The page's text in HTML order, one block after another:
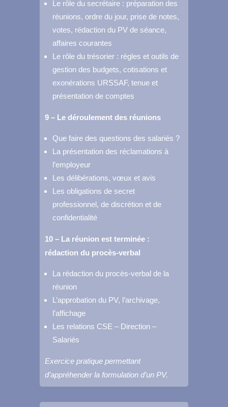
Le rôle du secrétaire : préparation des
réunions, ordre du jour, prise de notes,
votes, rédaction du PV de séance,
affaires courantes
Le rôle du trésorier : règles et outils de
gestion des budgets, cotisations et
exonérations URSSAF, tenue et
présentation de comptes
9 – Le déroulement des réunions
Que faire des questions des salariés ?
La présentation des réclamations à
l’employeur
Les délibérations, vœux et avis
Les obligations de secret
professionnel, de discrétion et de
confidentialité
10 – La réunion est terminée :
rédaction du procès-verbal
La rédaction du procès-verbal de la
réunion
L’approbation du PV, l’archivage,
l’affichage
Les relations CSE – Direction –
Salariés
Exercice pratique permettant
d’appréhender la formulation d’un PV.